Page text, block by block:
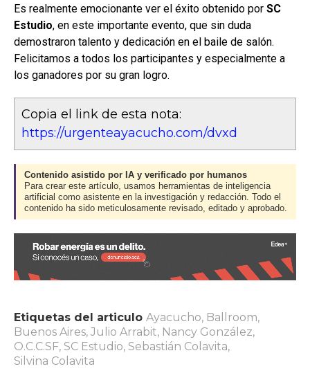
Es realmente emocionante ver el éxito obtenido por SC
Estudio, en este importante evento, que sin duda
demostraron talento y dedicación en el baile de salón.
Felicitamos a todos los participantes y especialmente a
los ganadores por su gran logro.
Copia el link de esta nota:
https://urgenteayacucho.com/dvxd
Contenido asistido por IA y verificado por humanos
Para crear este artículo, usamos herramientas de inteligencia
artificial como asistente en la investigación y redacción. Todo el
contenido ha sido meticulosamente revisado, editado y aprobado.
Etiquetas del articulo Ayacucho, Ballroom,
Buenos Aires, Julio Arrabit, Nancy González,
O.C.C.SF, SC Estudio, Sebastián Colavita,
Silvina Colavita